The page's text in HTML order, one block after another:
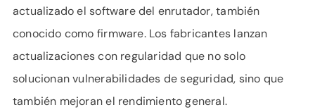
actualizado el software del enrutador, también
conocido como firmware. Los fabricantes lanzan
actualizaciones con regularidad que no solo
solucionan vulnerabilidades de seguridad, sino que
también mejoran el rendimiento general.